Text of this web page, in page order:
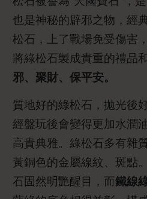
也是神秘的辟邪之物，經
松石，上了戰場免受傷害
將綠松石製成貴重的禮品
邪、聚財、保平安。
質地好的綠松石，拋光後
經盤玩後會變得更加水潤
高貴典雅。綠松石多有雜
黃銅色的金屬線紋、斑點
石固然明艷醒目，而鐵線